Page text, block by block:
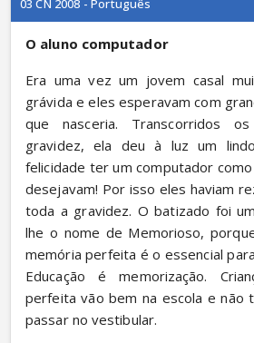
03 CN 2008 - Português
O aluno computador
Era uma vez um jovem casal
grávida e eles esperavam com
que nasceria. Transcorridos
gravidez, ela deu à luz um
felicidade ter um computador
desejavam! Por isso eles haviam
toda a gravidez. O batizado foi
lhe o nome de Memorioso,
memória perfeita é o essencial
Educação é memorização.
perfeita vão bem na escola e não
passar no vestibular.